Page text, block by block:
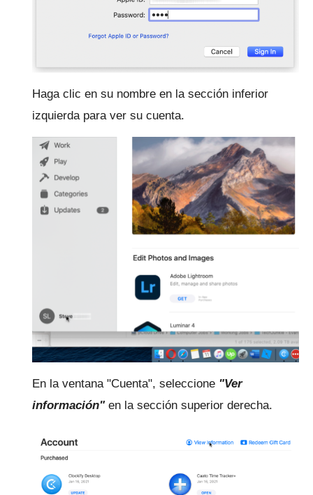
Haga clic en su nombre en la sección inferior
izquierda para ver su cuenta.
En la ventana "Cuenta", seleccione "Ver
información" en la sección superior derecha.